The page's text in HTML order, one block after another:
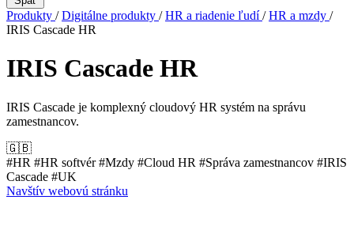
Produkty / Digitálne produkty / HR a riadenie ľudí/ HR a mzdy /
IRIS Cascade HR
IRIS Cascade HR
IRIS Cascade je komplexný cloudový HR systém na správu
zamestnancov.
🇬🇧
#HR #HR softvér#Mzdy #Cloud HR #Správa zamestnancov #IRIS
Cascade #UK
Navštív webovú stránku